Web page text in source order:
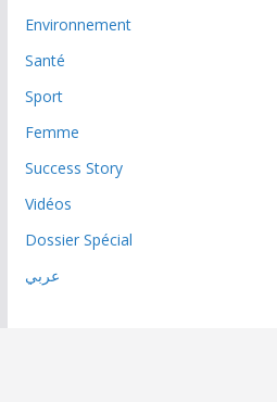
Environnement
Santé
Sport
Femme
Success Story
Vidéos
Dossier Spécial
عربي